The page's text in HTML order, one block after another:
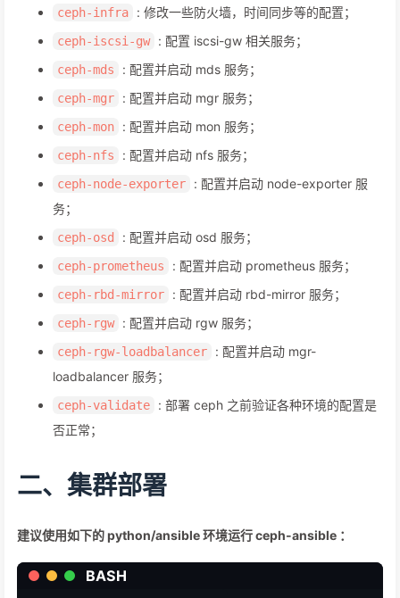
ceph-infra : 修改一些防火墙，时间同步等的配置；
ceph-iscsi-gw : 配置 iscsi-gw 相关服务；
ceph-mds : 配置并启动 mds 服务；
ceph-mgr : 配置并启动 mgr 服务；
ceph-mon : 配置并启动 mon 服务；
ceph-nfs : 配置并启动 nfs 服务；
ceph-node-exporter
: 配置并启动 node-exporter 服
务；
ceph-osd : 配置并启动 osd 服务；
ceph-prometheus : 配置并启动 prometheus 服务；
ceph-rbd-mirror : 配置并启动 rbd-mirror 服务；
ceph-rgw : 配置并启动 rgw 服务；
ceph-rgw-loadbalancer
: 配置并启动 mgr-
loadbalancer 服务；
ceph-validate
: 部署 ceph 之前验证各种环境的配置是
否正常；
二、集群部署
建议使用如下的 python/ansible 环境运行 ceph-ansible ：
BASH